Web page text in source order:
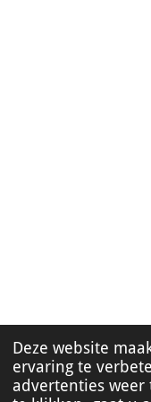
Deze website
ervaring te
advertenties weer